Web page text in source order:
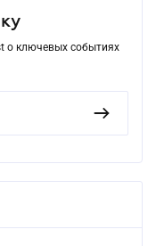
о ключевых событиях